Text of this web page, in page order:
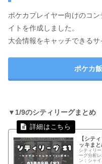
ポケカプレイヤー向けのコ
イトを作成しました。
大会情報をキャッチできるサ
ポケカ
▼1/9のシティリーグまとめ
【シテ
ッキま
シティリ
ーグ分析
ン：シャ